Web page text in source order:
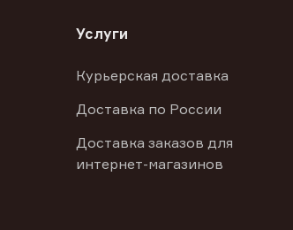
Услуги
Курьерская доставка
Доставка по России
Доставка заказов для
интернет-магазинов